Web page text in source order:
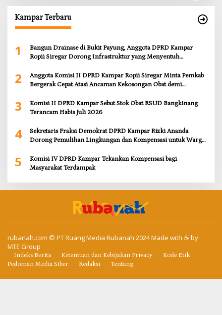
Kampar Terbaru
1
Bangun Drainase di Bukit Payung, Anggota DPRD Kampar
Ropii Siregar Dorong Infrastruktur yang Menyentuh
2
Anggota Komisi II DPRD Kampar Ropii Siregar Minta Pemkab
Bergerak Cepat Atasi Ancaman Kekosongan Obat demi
3
Komisi II DPRD Kampar Sebut Stok Obat RSUD Bangkinang
Terancam Habis Juli 2026
4
Sekretaris Fraksi Demokrat DPRD Kampar Rizki Ananda
Dorong Pemulihan Lingkungan dan Kompensasi untuk Warga
5
Komisi IV DPRD Kampar Tekankan Kompensasi bagi
Masyarakat Terdampak
rubanah.com © PT Ruang Media Rubanah 2024 Made with ☕ by
MTE Group
Indeks Berita Ketentuan dan Kebijakan Privacy
Kode Etik
Pedoman Media Siber
Redaksi Tentang